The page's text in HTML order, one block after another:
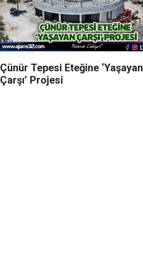
Çünür Tepesi Eteğine ‘Yaşayan
Çarşı’ Projesi